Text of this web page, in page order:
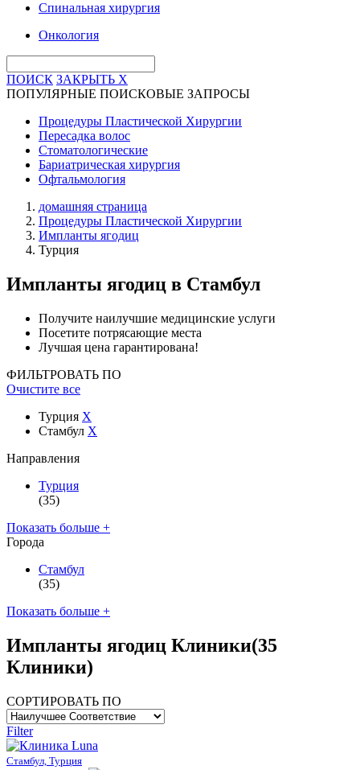
Спинальная хирургия
Онкология
ПОИСК ЗАКРЫТЬ X
ПОПУЛЯРНЫЕ ПОИСКОВЫЕ ЗАПРОСЫ
Процедуры Пластической Хирургии
Пересадка волос
Стоматологические
Бариатрическая хирургия
Офтальмология
домашняя страница
Процедуры Пластической Хирургии
Импланты ягодиц
Турция
Импланты ягодиц в Стамбул
Получите наилучшие медицинские услуги
Посетите потрясающие места
Лучшая цена гарантирована!
ФИЛЬТРОВАТЬ ПО
Очистите все
Турция X
Стамбул X
Направления
Турция
(35)
Показать больше +
Города
Стамбул
(35)
Показать больше +
Импланты ягодиц Клиники(35
Клиники)
СОРТИРОВАТЬ ПО
Filter
Стамбул, Турция